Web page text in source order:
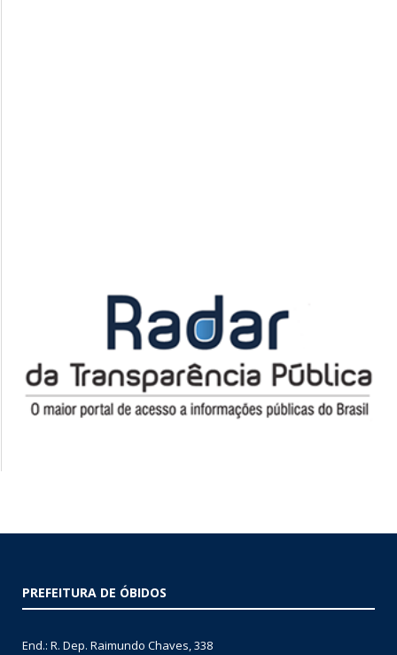
PREFEITURA DE ÓBIDOS
End.: R. Dep. Raimundo Chaves, 338